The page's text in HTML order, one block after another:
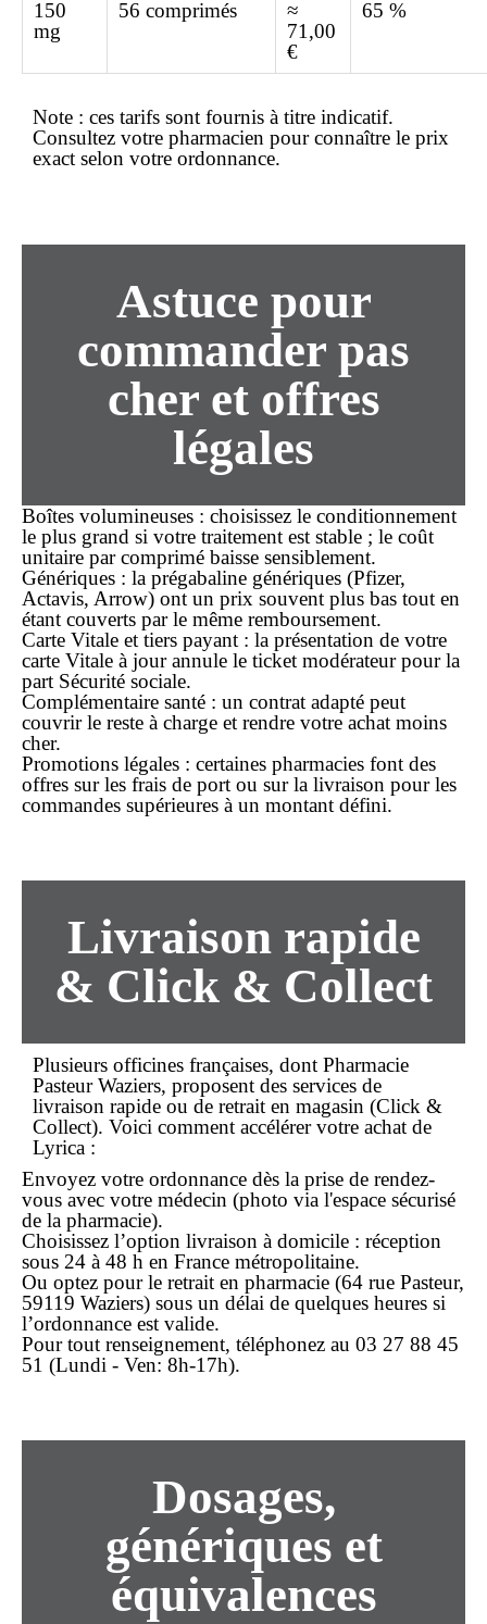
150
mg
56 comprimés
≈
71,00
€
65 %
Note : ces tarifs sont fournis à titre indicatif.
Consultez votre pharmacien pour connaître le prix
exact selon votre ordonnance.
Astuce pour
commander pas
cher et offres
légales
Boîtes volumineuses : choisissez le conditionnement
le plus grand si votre traitement est stable ; le coût
unitaire par comprimé baisse sensiblement.
Génériques : la prégabaline génériques (Pfizer,
Actavis, Arrow) ont un prix souvent plus bas tout en
étant couverts par le même remboursement.
Carte Vitale et tiers payant : la présentation de votre
carte Vitale à jour annule le ticket modérateur pour la
part Sécurité sociale.
Complémentaire santé : un contrat adapté peut
couvrir le reste à charge et rendre votre achat moins
cher.
Promotions légales : certaines pharmacies font des
offres sur les frais de port ou sur la livraison pour les
commandes supérieures à un montant défini.
Livraison rapide
& Click & Collect
Plusieurs officines françaises, dont Pharmacie
Pasteur Waziers, proposent des services de
livraison rapide ou de retrait en magasin (Click &
Collect). Voici comment accélérer votre achat de
Lyrica :
Envoyez votre ordonnance dès la prise de rendez-
vous avec votre médecin (photo via l'espace sécurisé
de la pharmacie).
Choisissez l’option livraison à domicile : réception
sous 24 à 48 h en France métropolitaine.
Ou optez pour le retrait en pharmacie (64 rue Pasteur,
59119 Waziers) sous un délai de quelques heures si
l’ordonnance est valide.
Pour tout renseignement, téléphonez au 03 27 88 45
51 (Lundi - Ven: 8h-17h).
Dosages,
génériques et
équivalences